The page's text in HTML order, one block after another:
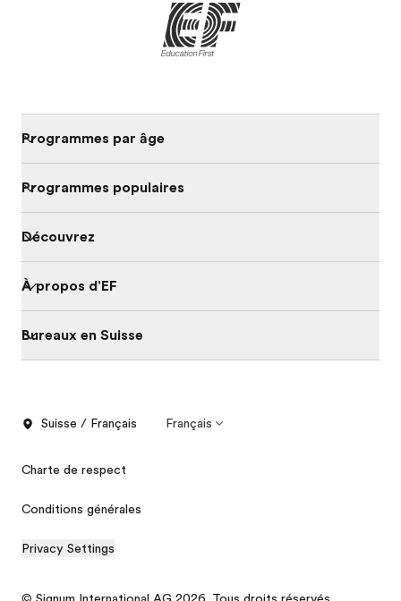
Programmes par âge
Programmes populaires
Découvrez
À propos d'EF
Bureaux en Suisse
Suisse / Français Français
Charte de respect
Conditions générales
Privacy Settings